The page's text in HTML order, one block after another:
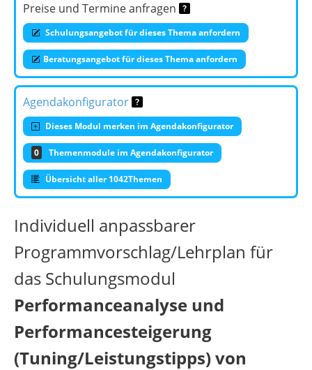
Preise und Termine anfragen
Schulungsangebot für dieses Thema anfordern
Beratungsangebot für dieses Thema anfordern
Agendakonfigurator
Dieses Modul merken im Agendakonfigurator
0 Themenmodule im Agendakonfigurator
Übersicht aller 1042Themen
Individuell anpassbarer
Programmvorschlag/Lehrplan für
das Schulungsmodul
Performanceanalyse und
Performancesteigerung
(Tuning/Leistungstipps) von